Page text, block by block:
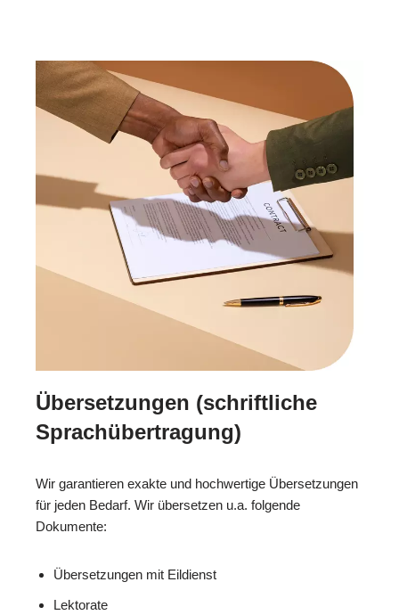
Übersetzungen (schriftliche
Sprachübertragung)
Wir garantieren exakte und hochwertige Übersetzungen
für jeden Bedarf. Wir übersetzen u.a. folgende
Dokumente:
Übersetzungen mit Eildienst
Lektorate